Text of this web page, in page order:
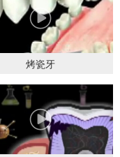
烤瓷牙